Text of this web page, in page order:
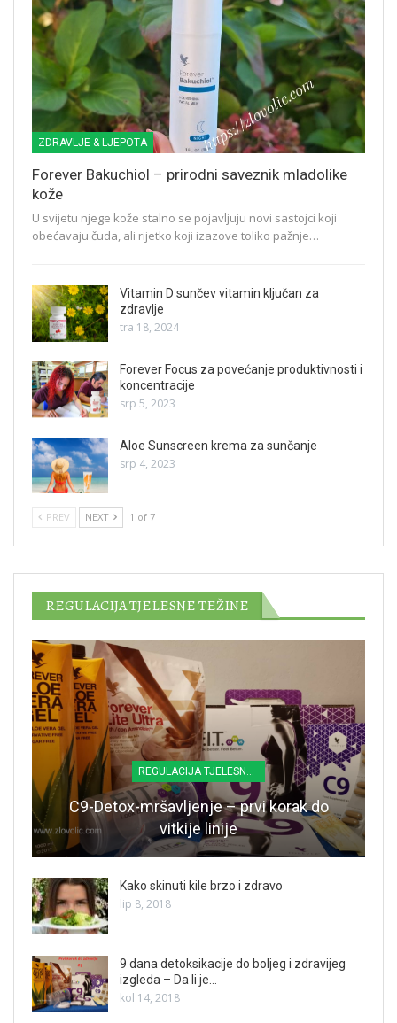
ZDRAVLJE & LJEPOTA
Forever Bakuchiol – prirodni saveznik mladolike
kože
U svijetu njege kože stalno se pojavljuju novi sastojci koji
obećavaju čuda, ali rijetko koji izazove toliko pažnje…
Vitamin D sunčev vitamin ključan za
zdravlje
tra 18, 2024
Forever Focus za povećanje produktivnosti i
koncentracije
srp 5, 2023
Aloe Sunscreen krema za sunčanje
srp 4, 2023
PREV NEXT 1 of 7
REGULACIJA TJELESNE TEŽINE
C9-Detox-mršavljenje – prvi korak do
vitkije linije
Kako skinuti kile brzo i zdravo
lip 8, 2018
9 dana detoksikacije do boljeg i zdravijeg
izgleda – Da li je…
kol 14, 2018